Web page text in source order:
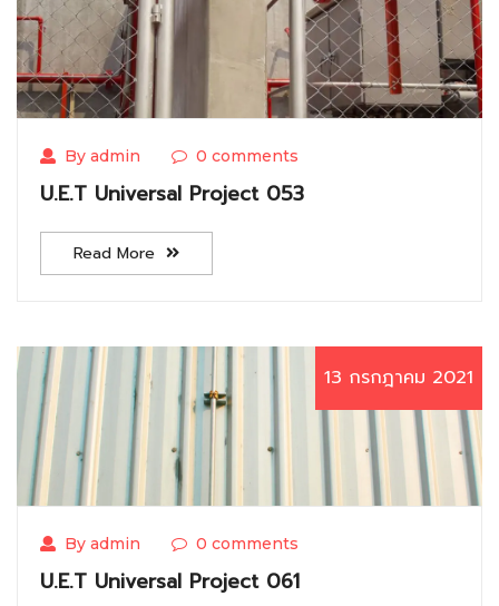
By admin 0 comments
U.E.T Universal Project 053
Read More
13 กรกฎาคม 2021
By admin 0 comments
U.E.T Universal Project 061